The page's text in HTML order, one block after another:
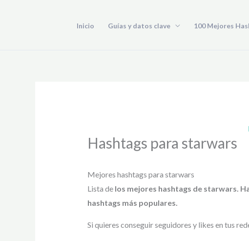
Inicio Guías y datos clave 100 Mejores
Hashtags para starwars
Mejores hashtags para starwars
Lista de los mejores hashtags de starwars.
hashtags más populares.
Si quieres conseguir seguidores y likes en tus